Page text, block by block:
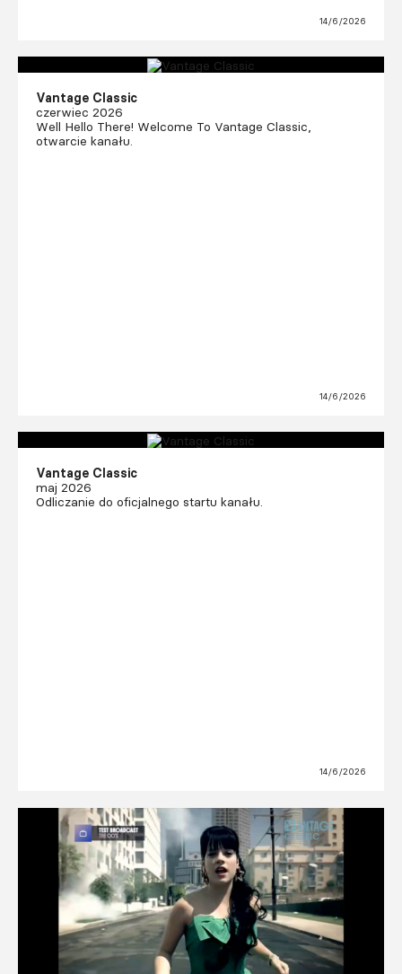
14/6/2026
Vantage Classic
czerwiec 2026
Well Hello There! Welcome To Vantage Classic,
otwarcie kanału.
14/6/2026
Vantage Classic
maj 2026
Odliczanie do oficjalnego startu kanału.
14/6/2026